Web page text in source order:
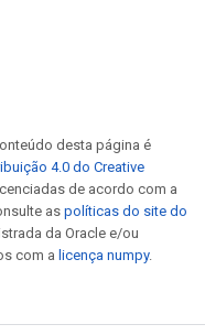
desta página é
4.0 do Creative
de acordo com a
aspolíticas do site do
da Oracle e/ou
com a licença numpy.